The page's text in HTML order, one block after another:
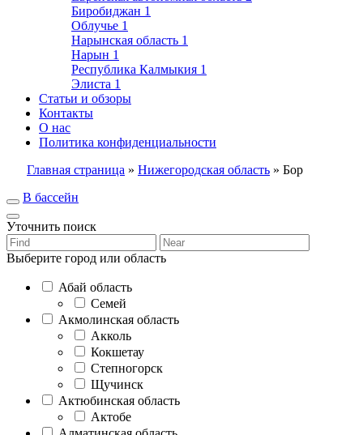
Биробиджан 1
Облучье 1
Нарынская область 1
Нарын 1
Республика Калмыкия 1
Элиста 1
Статьи и обзоры
Контакты
О нас
Политика конфиденциальности
Главная страница » Нижегородская область » Бор
В бассейн
Уточнить поиск
Выберите город или область
Абай область
Семей
Акмолинская область
Акколь
Кокшетау
Степногорск
Щучинск
Актюбинская область
Актобе